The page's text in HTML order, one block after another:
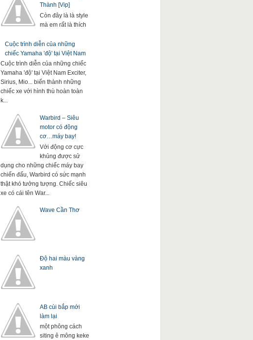
Thành [Vip]
Còn đây là là style
mà em rất là thích
Cuộc trình diễn của những
chiếc Yamaha 'độ' tại Việt Nam
Cuộc trình diễn của những chiếc
Yamaha 'độ' tại Việt Nam Exciter,
Sirius, Mio... biến thành những
chiếc xe với hình thù hoàn toàn
k...
Warbird – Siêu
motor có động
cơ…máy bay!
Với động cơ cực
khủng được sử
dụng cho những chiếc máy bay
chiến đấu, Warbird có sức mạnh
thật khó tưởng tượng. Chiếc siêu
xe có cái tên War...
Wave Cần Thơ
Độ hai màu vàng
xanh
AB cùi bắp mới
làm lại
một phông cách
siting ê mông keke